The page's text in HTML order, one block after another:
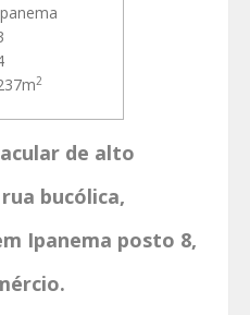
2
de alto
bucólica,
Ipanema posto 8,